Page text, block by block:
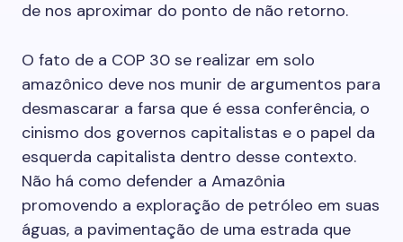
de nos aproximar do ponto de não retorno.
O fato de a COP 30 se realizar em solo
amazônico deve nos munir de argumentos para
desmascarar a farsa que é essa conferência, o
cinismo dos governos capitalistas e o papel da
esquerda capitalista dentro desse contexto.
Não há como defender a Amazônia
promovendo a exploração de petróleo em suas
águas, a pavimentação de uma estrada que